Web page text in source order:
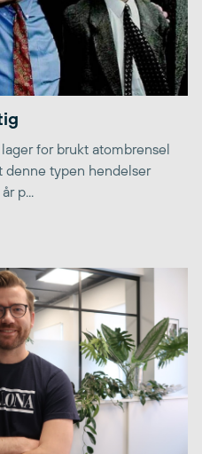
for brukt atombrensel
denne typen hendelser
p...